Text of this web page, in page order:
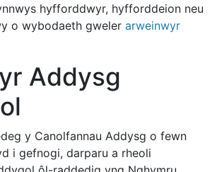
hyfforddwyr, hyfforddeion neu
o wybodaeth gweler arweinwyr
Addysg
y Canolfannau Addysg o fewn
i gefnogi, darparu a rheoli